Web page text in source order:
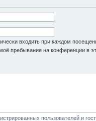
входить при каждом
пребывание на конференции в
пользователей и